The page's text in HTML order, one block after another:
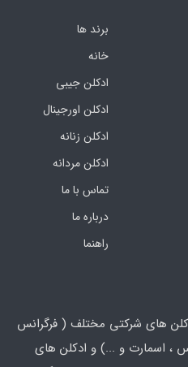
برند ها
خانه
ادکلن جیبی
ادکلن اورجینال
ادکلن زنانه
ادکلن مردانه
تماس با ما
درباره ما
راهنما
های شرکتی مختلف ( فرگرانس
، اسمارت و ...) و ادکلن های